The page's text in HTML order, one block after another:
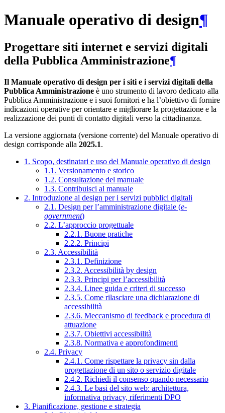
Manuale operativo di design¶
Progettare siti internet e servizi digitali
della Pubblica Amministrazione¶
Il Manuale operativo di design per i siti e i servizi digitali della
Pubblica Amministrazione è uno strumento di lavoro dedicato alla
Pubblica Amministrazione e i suoi fornitori e ha l’obiettivo di fornire
indicazioni operative per orientare e migliorare la progettazione e la
realizzazione dei punti di contatto digitali verso la cittadinanza.
La versione aggiornata (versione corrente) del Manuale operativo di
design corrisponde alla 2025.1.
1. Scopo, destinatari e uso del Manuale operativo di design
1.1. Versionamento e storico
1.2. Consultazione del manuale
1.3. Contribuisci al manuale
2. Introduzione al design per i servizi pubblici digitali
2.1. Design per l’amministrazione digitale (e-
government)
2.2. L’approccio progettuale
2.2.1. Buone pratiche
2.2.2. Principi
2.3. Accessibilità
2.3.1. Definizione
2.3.2. Accessibilità by design
2.3.3. Principi per l’accessibilità
2.3.4. Linee guida e criteri di successo
2.3.5. Come rilasciare una dichiarazione di
accessibilità
2.3.6. Meccanismo di feedback e procedura di
attuazione
2.3.7. Obiettivi accessibilità
2.3.8. Normativa e approfondimenti
2.4. Privacy
2.4.1. Come rispettare la privacy sin dalla
progettazione di un sito o servizio digitale
2.4.2. Richiedi il consenso quando necessario
2.4.3. Le basi del sito web: architettura,
informativa privacy, riferimenti DPO
3. Pianificazione, gestione e strategia